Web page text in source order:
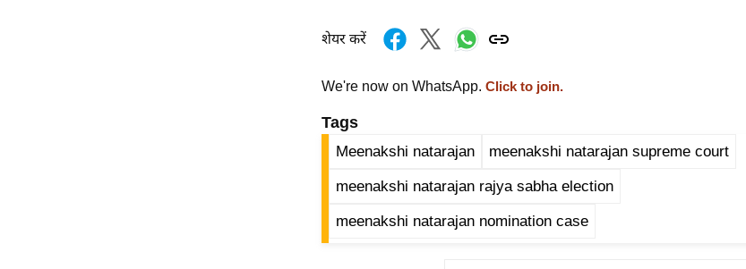
शेयर करें
We're now on WhatsApp. Click to join.
Tags
Meenakshi natarajan meenakshi natarajan supreme court
meenakshi natarajan rajya sabha election
meenakshi natarajan nomination case